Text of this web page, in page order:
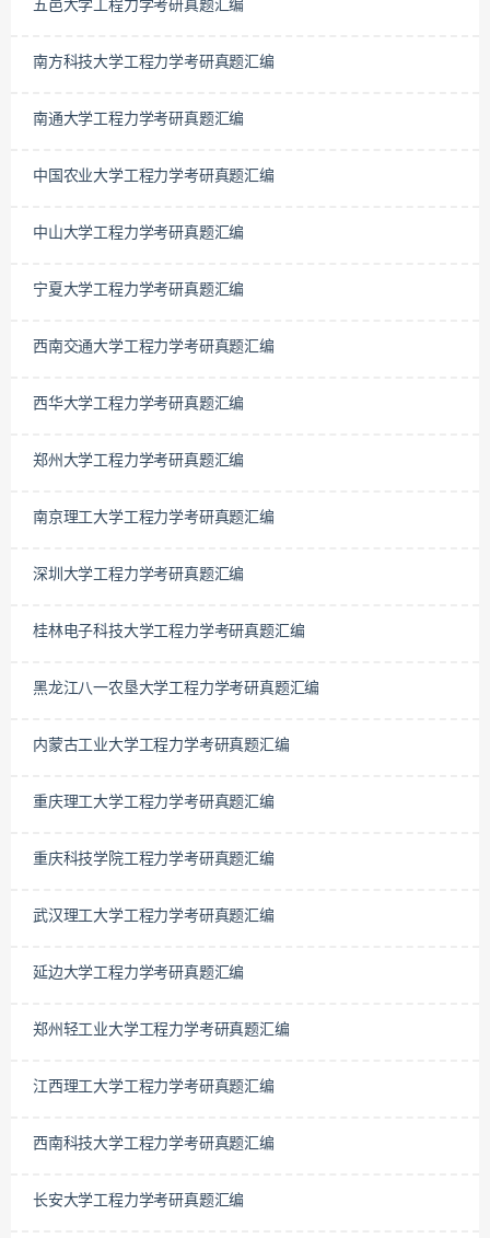
五邑大学工程力学考研真题汇编
南方科技大学工程力学考研真题汇编
南通大学工程力学考研真题汇编
中国农业大学工程力学考研真题汇编
中山大学工程力学考研真题汇编
宁夏大学工程力学考研真题汇编
西南交通大学工程力学考研真题汇编
西华大学工程力学考研真题汇编
郑州大学工程力学考研真题汇编
南京理工大学工程力学考研真题汇编
深圳大学工程力学考研真题汇编
桂林电子科技大学工程力学考研真题汇编
黑龙江八一农垦大学工程力学考研真题汇编
内蒙古工业大学工程力学考研真题汇编
重庆理工大学工程力学考研真题汇编
重庆科技学院工程力学考研真题汇编
武汉理工大学工程力学考研真题汇编
延边大学工程力学考研真题汇编
郑州轻工业大学工程力学考研真题汇编
江西理工大学工程力学考研真题汇编
西南科技大学工程力学考研真题汇编
长安大学工程力学考研真题汇编